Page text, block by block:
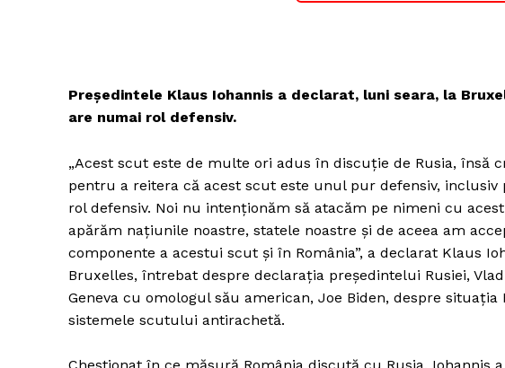
Preşedintele Klaus Iohannis a declarat, luni seara, la
are numai rol defensiv.
„Acest scut este de multe ori adus în discuţie de Rusia, însă
pentru a reitera că acest scut este unul pur defensiv, inclusiv
rol defensiv. Noi nu intenţionăm să atacăm pe nimeni cu
apărăm naţiunile noastre, statele noastre şi de aceea am
componente a acestui scut şi în România”, a declarat Klaus
Bruxelles, întrebat despre declaraţia preşedintelui Rusiei,
Geneva cu omologul său american, Joe Biden, despre
sistemele scutului antirachetă.